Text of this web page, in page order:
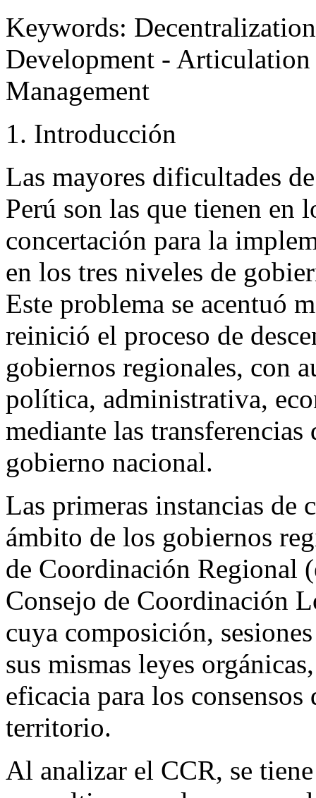
Keywords:
Development -
Management
1. Introducción
Las mayores dificultades
Perú son las que tienen en
concertación para la
en los tres niveles de
Este problema se acentuó
reinició el proceso de
gobiernos regionales, con
política, administrativa,
mediante las
gobierno nacional.
Las primeras instancias de
ámbito de los gobiernos
de Coordinación Regional
Consejo de Coordinación
cuya composición,
sus mismas leyes
eficacia para los
territorio.
Al analizar el CCR, se